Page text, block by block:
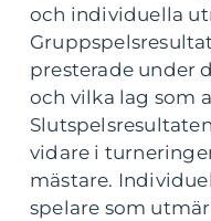
och individuella
presterade under
och vilka lag som
vidare i
mästare.
spelare som